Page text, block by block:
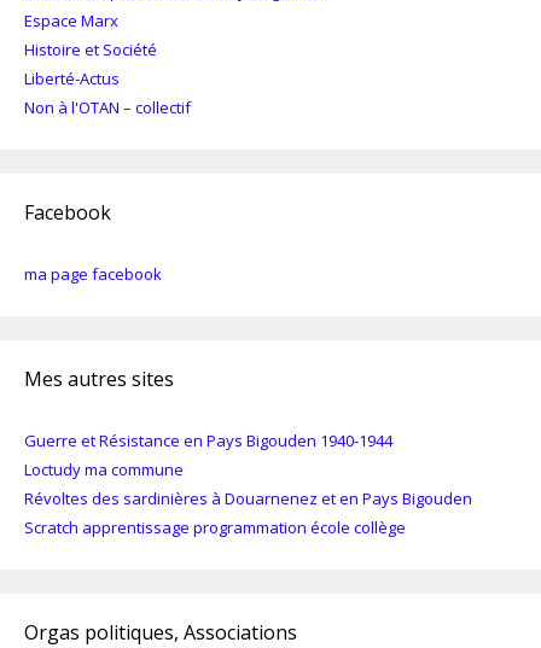
Espace Marx
Histoire et Société
Liberté-Actus
Non à l'OTAN – collectif
Facebook
ma page facebook
Mes autres sites
Guerre et Résistance en Pays Bigouden 1940-1944
Loctudy ma commune
Révoltes des sardinières à Douarnenez et en Pays Bigouden
Scratch apprentissage programmation école collège
Orgas politiques, Associations